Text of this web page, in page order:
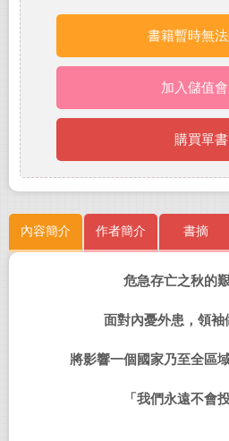
書籍暫時無
加入儲值
購買單書
內容簡介 作者簡介 書摘
危急存亡之秋的
面對內憂外患，領袖
將影響一個國家乃至全區
「我們永遠不會